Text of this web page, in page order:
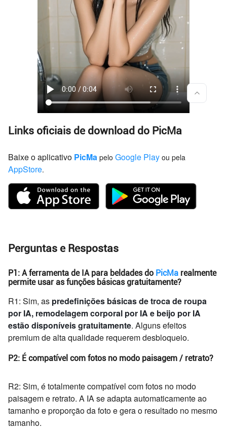
Links oficiais de download do PicMa
Baixe o aplicativo PicMa pelo Google Play ou pela
AppStore.
Perguntas e Respostas
P1: A ferramenta de IA para beldades do PicMa realmente
permite usar as funções básicas gratuitamente?
R1: Sim, as predefinições básicas de troca de roupa
por IA, remodelagem corporal por IA e beijo por IA
estão disponíveis gratuitamente. Alguns efeitos
premium de alta qualidade requerem desbloqueio.
P2: É compatível com fotos no modo paisagem / retrato?
R2: Sim, é totalmente compatível com fotos no modo
paisagem e retrato. A IA se adapta automaticamente ao
tamanho e proporção da foto e gera o resultado no mesmo
tamanho.